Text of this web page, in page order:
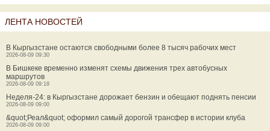
ЛЕНТА НОВОСТЕЙ
В Кыргызстане остаются свободными более 8 тысяч рабочих мест
2026-08-09 09:30
В Бишкеке временно изменят схемы движения трех автобусных
маршрутов
2026-08-09 09:18
Неделя-24: в Кыргызстане дорожает бензин и обещают поднять пенсии
2026-08-09 09:00
&quot;Реал&quot; оформил самый дорогой трансфер в истории клуба
2026-08-09 09:00